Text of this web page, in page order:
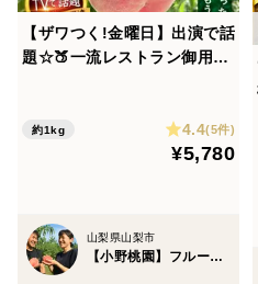
るので濃厚な甘さから
多くの高級レストランがデ
そして当園のシャインマス
これはギリギリまで樹上完
あり、
【ザワつく!金曜日】出演で話
題☆🍑一流レストラン御用達
ご褒美にレストラン御用達も
も1kg【お試し特価キャンペ
約1kg 4.4(5件)
¥5,780
山梨県山梨市
【小野桃園】フルーツ王国山梨ブランド